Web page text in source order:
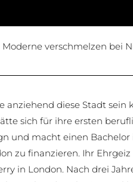
verschmelzen bei
anziehend diese Stadt sein
sich für ihre ersten
und macht einen
zu finanzieren. Ihr
in London. Nach drei